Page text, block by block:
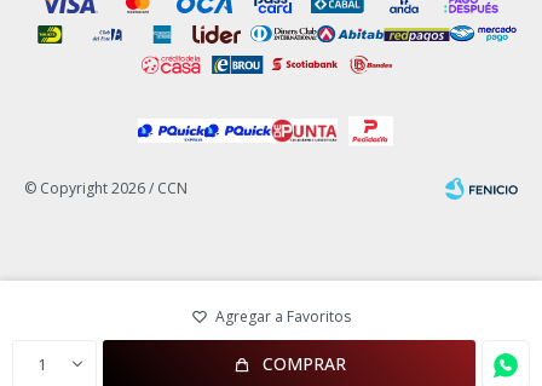
1 COMPRAR
© Copyright 2026 / CCN
Fenicio